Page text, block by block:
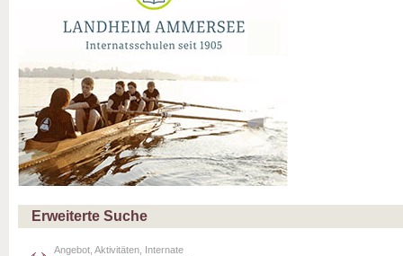
Erweiterte Suche
Angebot, Aktivitäten, Internate